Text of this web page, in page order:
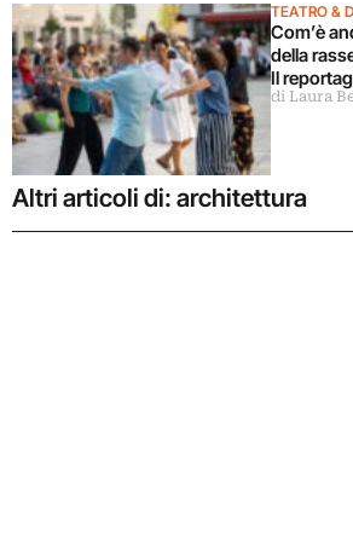
TEATRO &
Com’è
della
Il
di Laura
Altri articoli di: architettura